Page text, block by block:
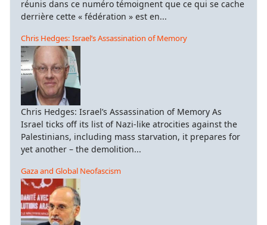
réunis dans ce numéro témoignent que ce qui se cache
derrière cette « fédération » est en...
Chris Hedges: Israel’s Assassination of Memory
Chris Hedges: Israel’s Assassination of Memory As
Israel ticks off its list of Nazi-like atrocities against the
Palestinians, including mass starvation, it prepares for
yet another – the demolition...
Gaza and Global Neofascism